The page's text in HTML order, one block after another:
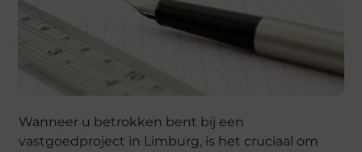
Wanneer u betrokken bent bij een
vastgoedproject in Limburg, is het cruciaal om